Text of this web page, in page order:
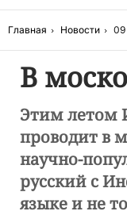
Главная Новости 09
В
Этим летом
проводит в
научно-
русский с
языке и не